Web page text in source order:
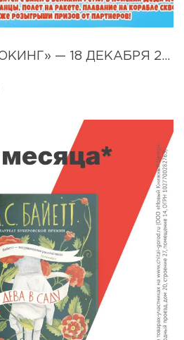
«КУЛЬТУРНЫЙ ШОКИНГ» — 18 ДЕКАБРЯ 2021!